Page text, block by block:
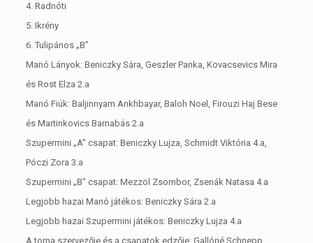
4. Radnóti
5. Ikrény
6. Tulipános „B”
Manó Lányok: Beniczky Sára, Geszler Panka, Kovacsevics Mira
és Rost Elza 2.a
Manó Fiúk: Baljinnyam Ankhbayar, Baloh Noel, Firouzi Haj Bese
és Martinkovics Barnabás 2.a
Szupermini „A” csapat: Beniczky Lujza, Schmidt Viktória 4.a,
Póczi Zora 3.a
Szupermini „B” csapat: Mezzöl Zsombor, Zsenák Natasa 4.a
Legjobb hazai Manó játékos: Beniczky Sára 2.a
Legjobb hazai Szupermini játékos: Beniczky Lujza 4.a
A torna szervezője és a csapatok edzője: Gallóné Schnepp